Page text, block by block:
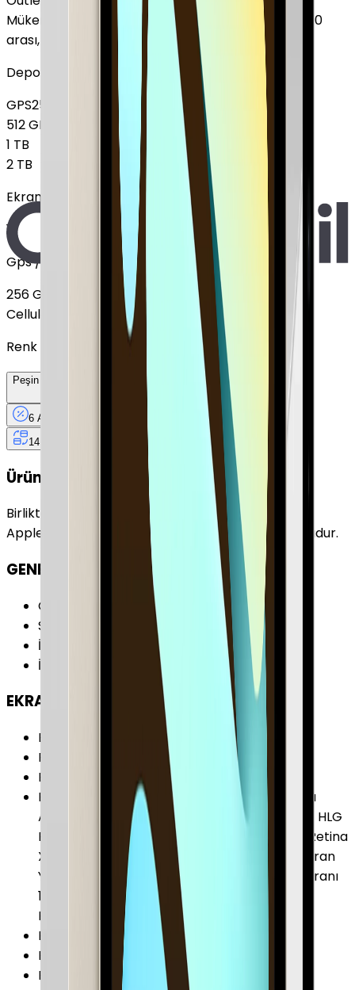
Mükemmel
Ekranda leke yok, Pil sağlığı %85 - %100
arası, 2-3 hafif çizik
Depolama
GPS256 GB
47.178 TL
512 GB
1 TB
2 TB
Ekran Boyutu
11"
Gps / Cellular
256 GB
47.178 TL
Cellular
Renk
Peşin Fiyatına 2.136,83 TL
6 Ay 4 iş
gününde
14 gün
Ürün Fırsatları
Birlikte Al
En Çok Eşleştirilen
Apple iPad Pro 11" 1 TB 11" Cellular Gümüş ile uyumludur.
GENEL ÖZELLİKLER
Cihaz Tipi
Seri
iPad Pro 11" (M4)
İşletim Sistemi
iPadOS
İşletim Sistemi Versiyonu
iPadOS 17
EKRAN
Ekran Çözünürlüğü
2420 x 1668 Piksel
Piksel Yoğunluğu
267 PPI
Ekran Teknolojisi:
OLED
Ekran Özellikleri:Parmak İzi Tutmaz Kaplama
Apple Pencil Pro Desteği Dolby Vision HDR 10 HLG
P3 (Geniş Renk Yelpazesi) ProMotion Super Retina
XDR Display Tam Lamine Ekran True Tone Ekran
Yansımasız Mat Yüzey 2.000.000:1 Kontrast Oranı
1000 cd/m² (nit) Parlaklık 1600 cd/m² (nit)
Parlaklık (HDR)
Ekran Yenileme Hızı
: 120 Hz
Ekran / Gövde Oranı
%82.3
Ekran Alanı
364.77 cm²